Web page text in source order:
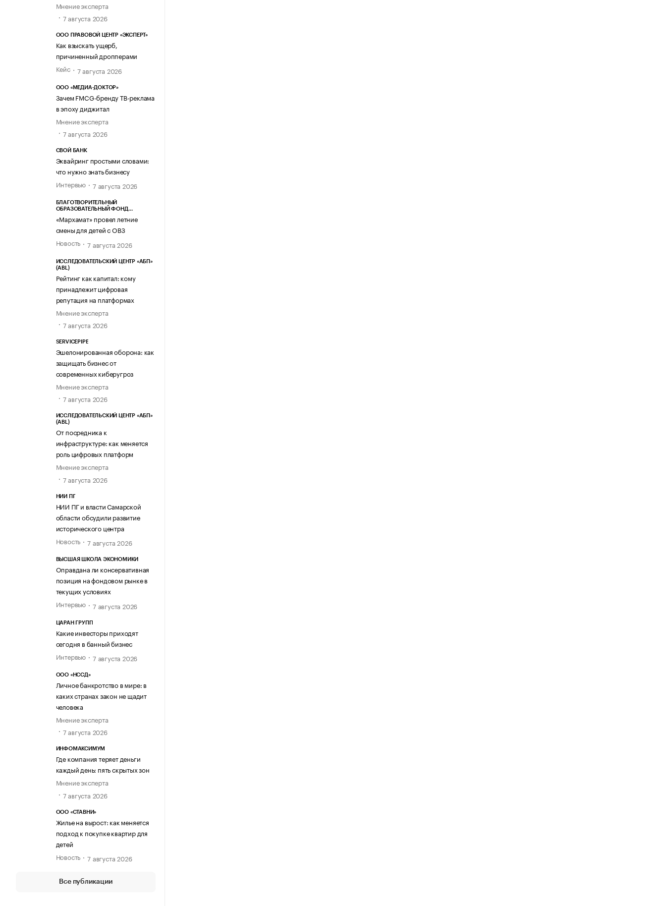
Мнение эксперта
7 августа 2026
ООО ПРАВОВОЙ ЦЕНТР «ЭКСПЕРТ»
Как взыскать ущерб,
причиненный дропперами
Кейс
7 августа 2026
ООО «МЕДИА-ДОКТОР»
Зачем FMCG-бренду ТВ-реклама
в эпоху диджитал
Мнение эксперта
7 августа 2026
СВОЙ БАНК
Эквайринг простыми словами:
что нужно знать бизнесу
Интервью
7 августа 2026
БЛАГОТВОРИТЕЛЬНЫЙ
ОБРАЗОВАТЕЛЬНЫЙ ФОНД
«Мархамат» провел летние
смены для детей с ОВЗ
Новость
7 августа 2026
ИССЛЕДОВАТЕЛЬСКИЙ ЦЕНТР «АБП»
(ABL)
Рейтинг как капитал: кому
принадлежит цифровая
репутация на платформах
Мнение эксперта
7 августа 2026
SERVICEPIPE
Эшелонированная оборона: как
защищать бизнес от
современных киберугроз
Мнение эксперта
7 августа 2026
ИССЛЕДОВАТЕЛЬСКИЙ ЦЕНТР «АБП»
(ABL)
От посредника к
инфраструктуре: как меняется
роль цифровых платформ
Мнение эксперта
7 августа 2026
НИИ ПГ
НИИ ПГ и власти Самарской
области обсудили развитие
исторического центра
Новость
7 августа 2026
ВЫСШАЯ ШКОЛА ЭКОНОМИКИ
Оправдана ли консервативная
позиция на фондовом рынке в
текущих условиях
Интервью
7 августа 2026
ЦАРАН ГРУПП
Какие инвесторы приходят
сегодня в банный бизнес
Интервью
7 августа 2026
ООО «НССД»
Личное банкротство в мире: в
каких странах закон не щадит
человека
Мнение эксперта
7 августа 2026
ИНФОМАКСИМУМ
Где компания теряет деньги
каждый день: пять скрытых зон
Мнение эксперта
7 августа 2026
ООО «СТАВНИ»
Жилье на вырост: как меняется
подход к покупке квартир для
детей
Новость
7 августа 2026
Все публикации